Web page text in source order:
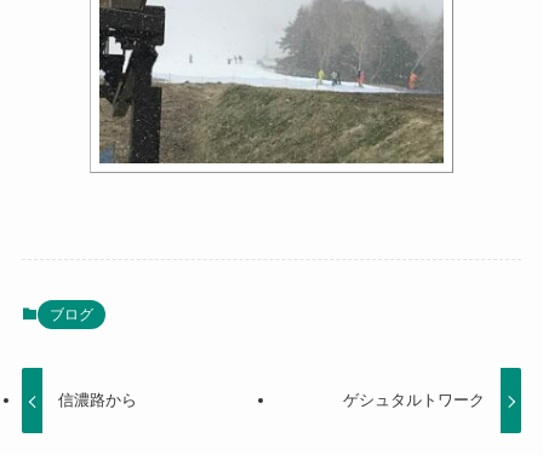
ブログ
信濃路から ゲシュタルトワーク